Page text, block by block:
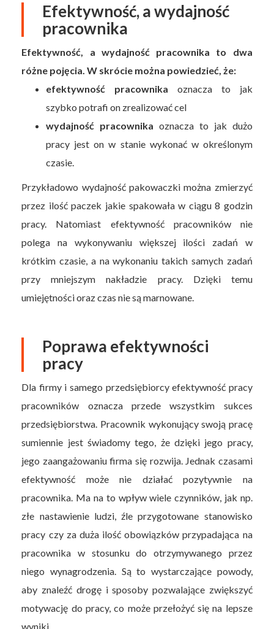
Efektywność, a wydajność
pracownika
Efektywność, a wydajność pracownika to dwa
różne pojęcia. W skrócie można powiedzieć, że:
efektywność pracownika oznacza to jak
szybko potrafi on zrealizować cel
wydajność pracownika oznacza to jak dużo
pracy jest on w stanie wykonać w określonym
czasie.
Przykładowo wydajność pakowaczki można zmierzyć
przez ilość paczek jakie spakowała w ciągu 8 godzin
pracy. Natomiast efektywność pracowników nie
polega na wykonywaniu większej ilości zadań w
krótkim czasie, a na wykonaniu takich samych zadań
przy mniejszym nakładzie pracy. Dzięki temu
umiejętności oraz czas nie są marnowane.
Poprawa efektywności
pracy
Dla firmy i samego przedsiębiorcy efektywność pracy
pracowników oznacza przede wszystkim sukces
przedsiębiorstwa. Pracownik wykonujący swoją pracę
sumiennie jest świadomy tego, że dzięki jego pracy,
jego zaangażowaniu firma się rozwija. Jednak czasami
efektywność może nie działać pozytywnie na
pracownika. Ma na to wpływ wiele czynników, jak np.
złe nastawienie ludzi, źle przygotowane stanowisko
pracy czy za duża ilość obowiązków przypadająca na
pracownika w stosunku do otrzymywanego przez
niego wynagrodzenia. Są to wystarczające powody,
aby znaleźć drogę i sposoby pozwalające zwiększyć
motywację do pracy, co może przełożyć się na lepsze
wyniki.